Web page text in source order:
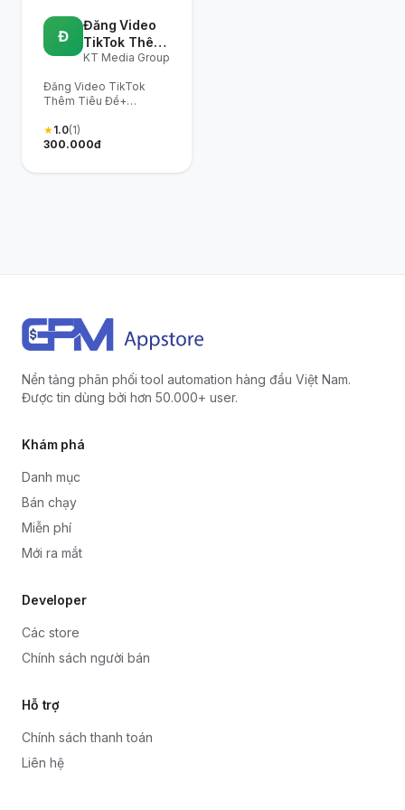
Đ
Đăng Video
TikTok Thêm
Tiêu Đề+
Chọn Nhạc +
Âm lượng
KT Media Group
Đăng Video TikTok
Thêm Tiêu Đề+
+ Đặt lịch + Điều Chỉnh
Âm lượng Nhạc Được
+ Đăng Vô Hạn Video
★1.0(1)
300.000đ
Nền tảng phân phối tool automation hàng đầu Việt Nam.
Được tin dùng bởi hơn 50.000+ user.
Khám phá
Danh mục
Bán chạy
Miễn phí
Mới ra mắt
Developer
Các store
Chính sách người bán
Hỗ trợ
Chính sách thanh toán
Liên hệ